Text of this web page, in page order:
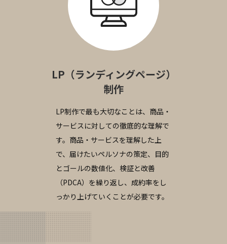
LP（ランディングページ）
制作
LP制作で最も大切なことは、商品・
サービスに対しての徹底的な理解で
す。商品・サービスを理解した上
で、届けたいペルソナの策定、目的
とゴールの数値化、検証と改善
（PDCA）を繰り返し、成約率をし
っかり上げていくことが必要です。